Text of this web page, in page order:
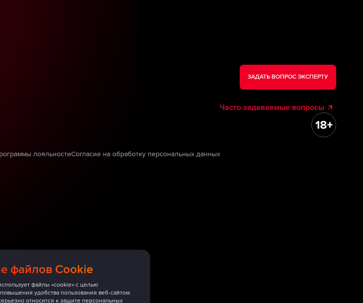
файлов Cookie
файлы «cookie» с целью
удобства пользования веб-сайтом.
относится к защите персональных
ЗАДАТЬ ВОПРОС ЭКСПЕРТУ
Часто задаваемые вопросы
лояльностиСогласие на обработку персональных данных